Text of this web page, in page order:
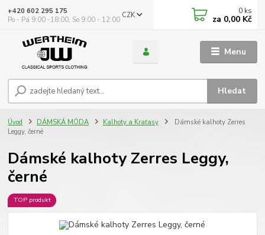
Menu
CZK
Hledat
+420 602 295 175
Po - Pá 9:00 -18:00, So 9:00 - 12:00
0 ks
za 0,00 Kč
Úvod DÁMSKÁ MÓDA Kalhoty a Kraťasy
Dámské kalhoty Zerres
Leggy, černé
Dámské kalhoty Zerres Leggy,
černé
TOP produkt